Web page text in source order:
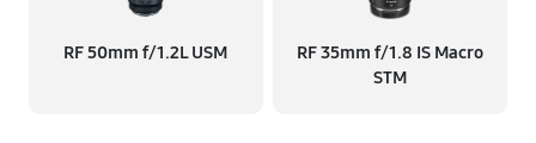
RF 50mm f/1.2L USM
RF 35mm f/1.8 IS Macro
STM